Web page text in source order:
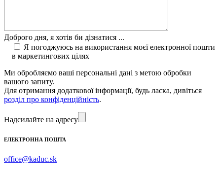
Доброго дня, я хотів би дізнатися ...
Я погоджуюсь на використання моєї електронної пошти
в маркетингових цілях
Ми обробляємо ваші персональні дані з метою обробки
вашого запиту.
Для отримання додаткової інформації, будь ласка, дивіться
розділ про конфіденційність.
Надсилайте на адресу
ЕЛЕКТРОННА ПОШТА
office@kaduc.sk